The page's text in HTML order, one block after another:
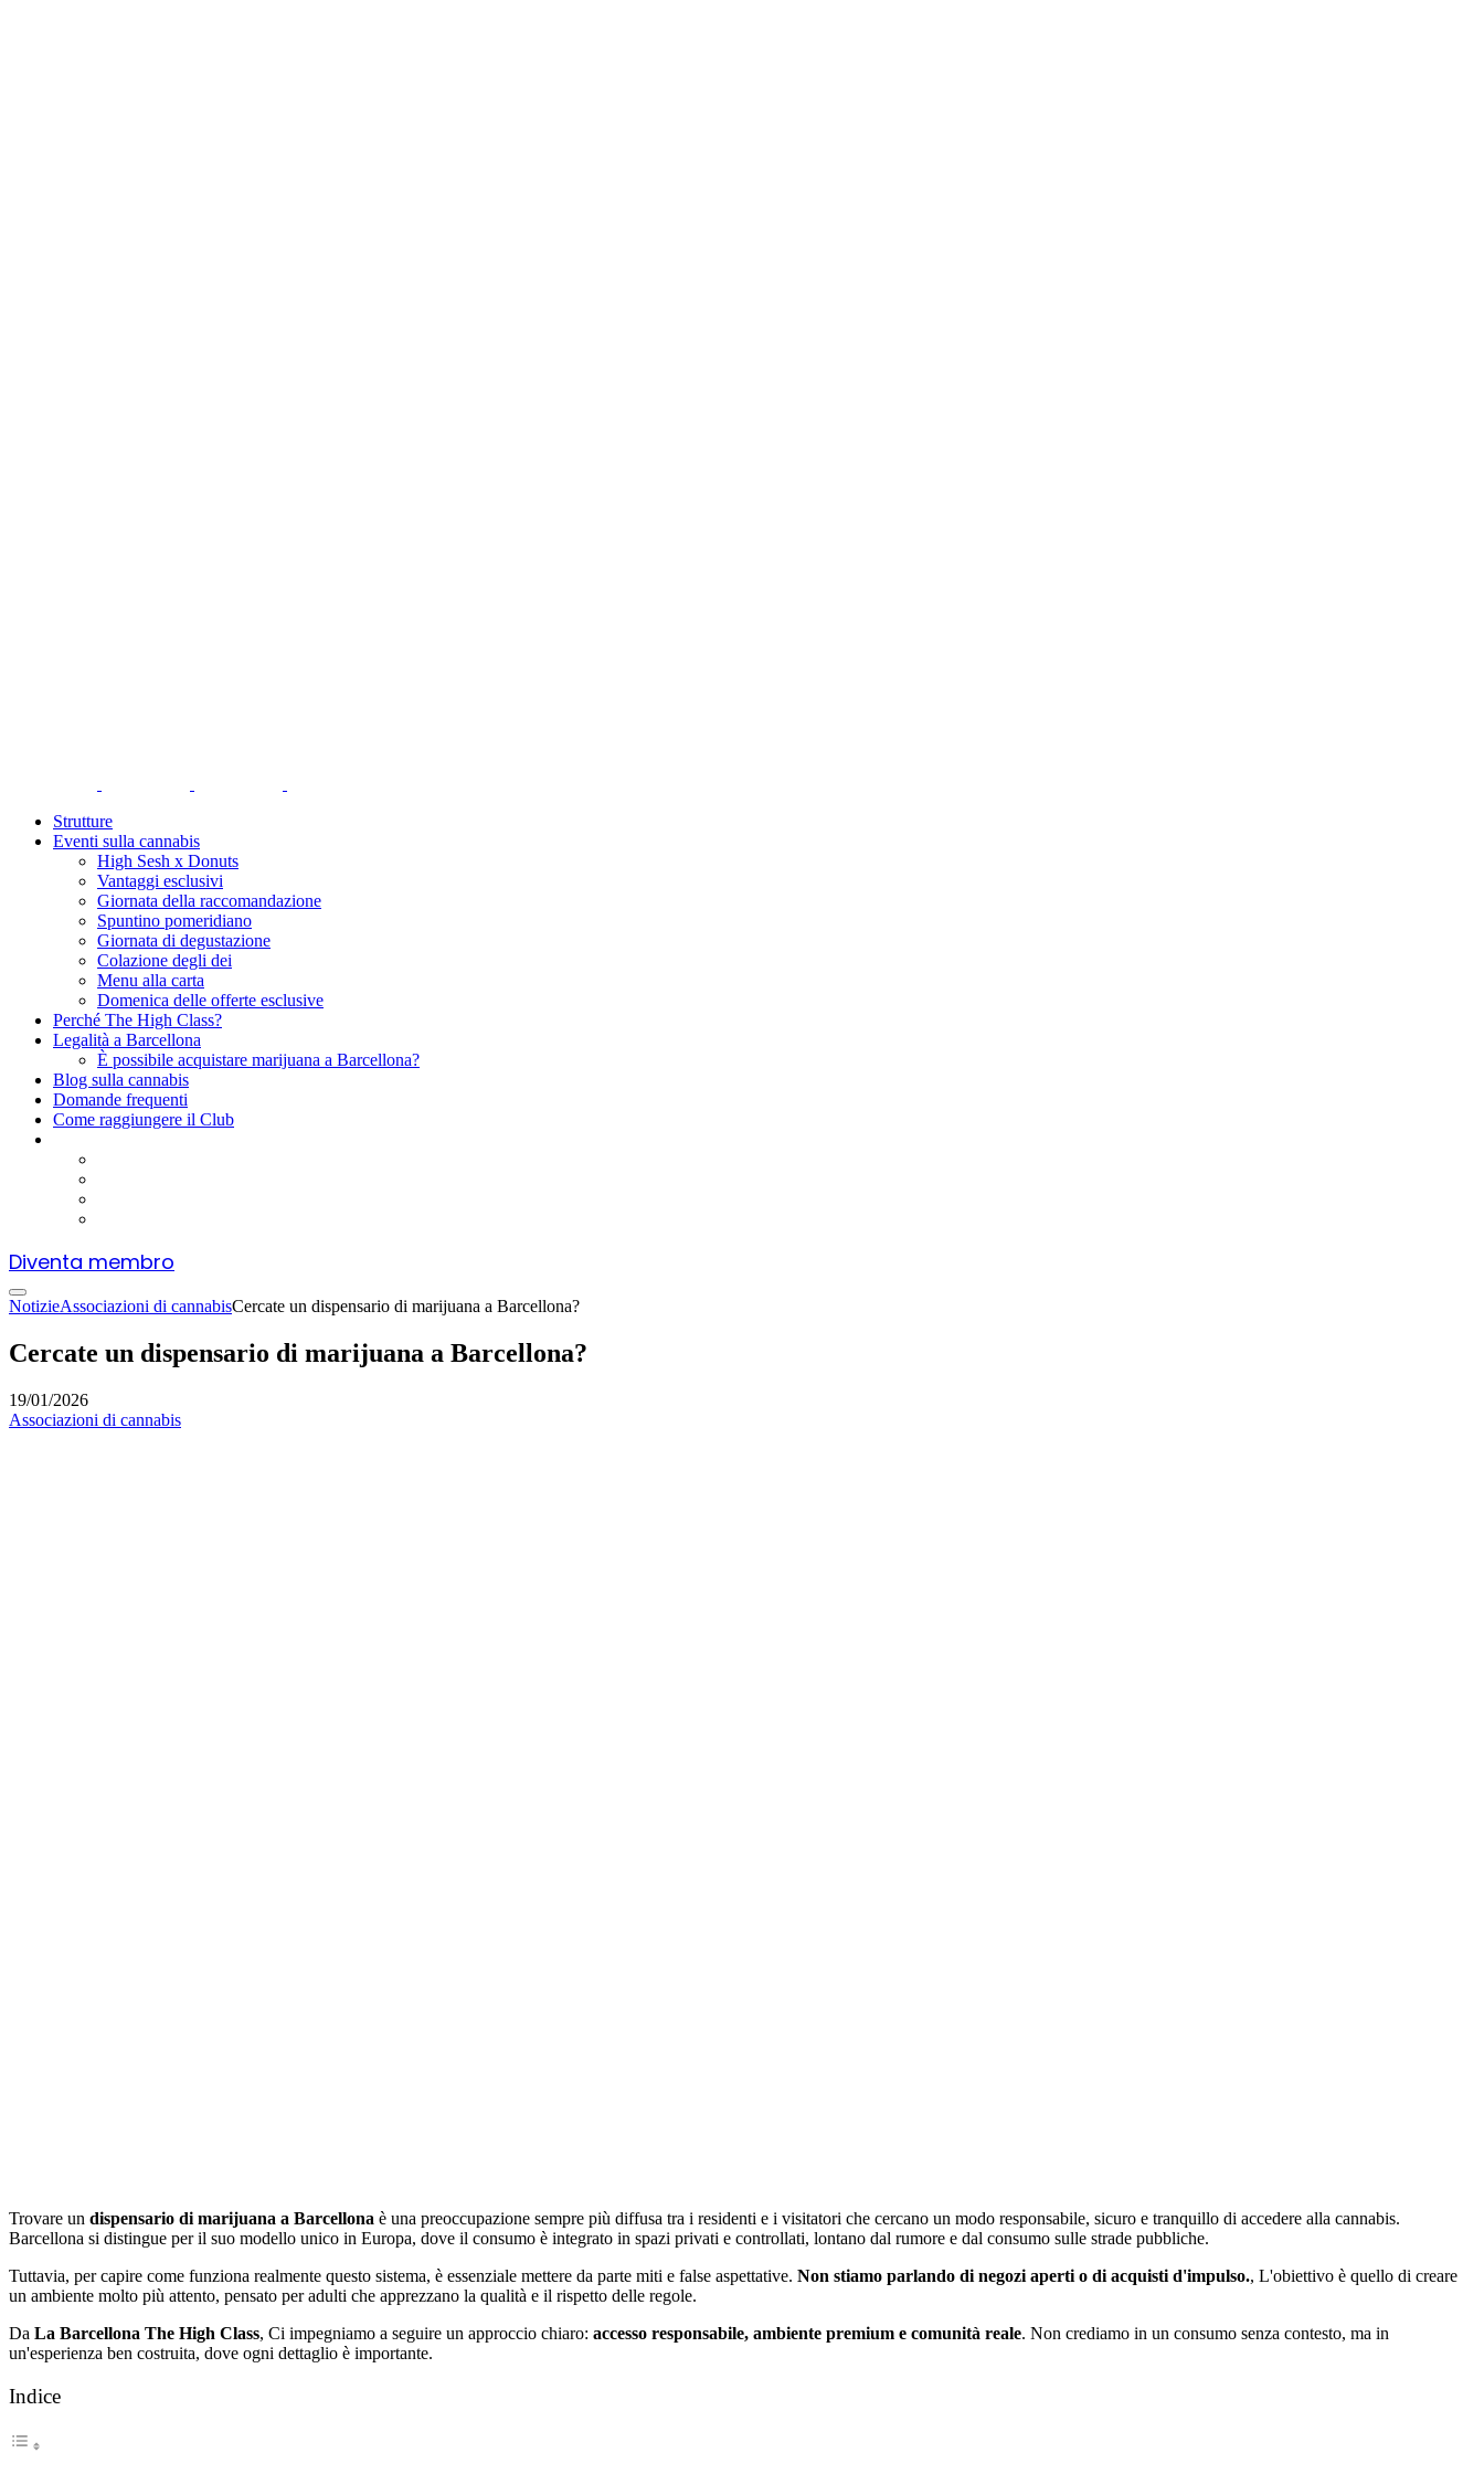
Strutture
Eventi sulla cannabis
High Sesh x Donuts
Vantaggi esclusivi
Giornata della raccomandazione
Spuntino pomeridiano
Giornata di degustazione
Colazione degli dei
Menu alla carta
Domenica delle offerte esclusive
Perché The High Class?
Legalità a Barcellona
È possibile acquistare marijuana a Barcellona?
Blog sulla cannabis
Domande frequenti
Come raggiungere il Club
Diventa membro
NotizieAssociazioni di cannabisCercate un dispensario di marijuana a Barcellona?
Cercate un dispensario di marijuana a Barcellona?
19/01/2026
Associazioni di cannabis
Trovare un dispensario di marijuana a Barcellona è una preoccupazione sempre più diffusa tra i residenti e i visitatori che cercano un modo responsabile, sicuro e tranquillo di accedere alla cannabis.
Barcellona si distingue per il suo modello unico in Europa, dove il consumo è integrato in spazi privati e controllati, lontano dal rumore e dal consumo sulle strade pubbliche.
Tuttavia, per capire come funziona realmente questo sistema, è essenziale mettere da parte miti e false aspettative. Non stiamo parlando di negozi aperti o di acquisti d'impulso., L'obiettivo è quello di creare
un ambiente molto più attento, pensato per adulti che apprezzano la qualità e il rispetto delle regole.
Da La Barcellona The High Class, Ci impegniamo a seguire un approccio chiaro: accesso responsabile, ambiente premium e comunità reale. Non crediamo in un consumo senza contesto, ma in
un'esperienza ben costruita, dove ogni dettaglio è importante.
Indice